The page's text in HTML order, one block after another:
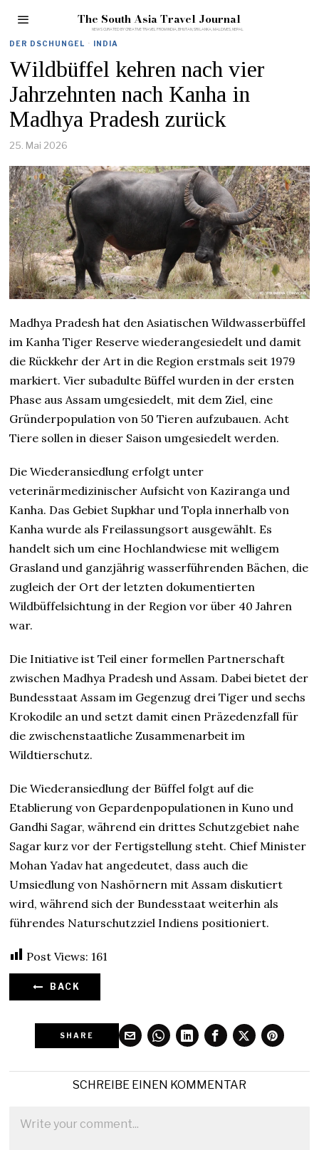
The South Asia Travel Journal
DER DSCHUNGEL · INDIA
Wildbüffel kehren nach vier
Jahrzehnten nach Kanha in
Madhya Pradesh zurück
25. Mai 2026
Madhya Pradesh hat den Asiatischen Wildwasserbüffel
im Kanha Tiger Reserve wiederangesiedelt und damit
die Rückkehr der Art in die Region erstmals seit 1979
markiert. Vier subadulte Büffel wurden in der ersten
Phase aus Assam umgesiedelt, mit dem Ziel, eine
Gründerpopulation von 50 Tieren aufzubauen. Acht
Tiere sollen in dieser Saison umgesiedelt werden.
Die Wiederansiedlung erfolgt unter
veterinärmedizinischer Aufsicht von Kaziranga und
Kanha. Das Gebiet Supkhar und Topla innerhalb von
Kanha wurde als Freilassungsort ausgewählt. Es
handelt sich um eine Hochlandwiese mit welligem
Grasland und ganzjährig wasserführenden Bächen, die
zugleich der Ort der letzten dokumentierten
Wildbüffelsichtung in der Region vor über 40 Jahren
war.
Die Initiative ist Teil einer formellen Partnerschaft
zwischen Madhya Pradesh und Assam. Dabei bietet der
Bundesstaat Assam im Gegenzug drei Tiger und sechs
Krokodile an und setzt damit einen Präzedenzfall für
die zwischenstaatliche Zusammenarbeit im
Wildtierschutz.
Die Wiederansiedlung der Büffel folgt auf die
Etablierung von Gepardenpopulationen in Kuno und
Gandhi Sagar, während ein drittes Schutzgebiet nahe
Sagar kurz vor der Fertigstellung steht. Chief Minister
Mohan Yadav hat angedeutet, dass auch die
Umsiedlung von Nashörnern mit Assam diskutiert
wird, während sich der Bundesstaat weiterhin als
führendes Naturschutzziel Indiens positioniert.
Post Views: 161
BACK
SHARE
SCHREIBE EINEN KOMMENTAR